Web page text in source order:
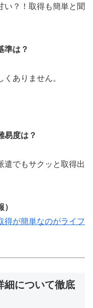
い？！取得も簡単と聞
準は？
ありません。
易度は？
遣でもサクッと取得出
得が簡単なのがライフ
細について徹底